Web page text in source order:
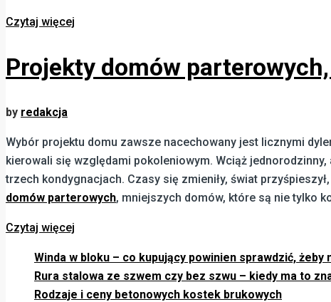
Czytaj więcej
Projekty domów
by redakcja
Wybór projektu domu zawsze nacechowany jest licznymi
kierowali się względami pokoleniowym. Wciąż
trzech kondygnacjach. Czasy się zmieniły, świat
domów parterowych, mniejszych domów, które są nie tylko
Czytaj więcej
Winda w bloku – co kupujący powinien sprawdzić, żeby
Rura stalowa ze szwem czy bez szwu – kiedy ma to
Rodzaje i ceny betonowych kostek brukowych